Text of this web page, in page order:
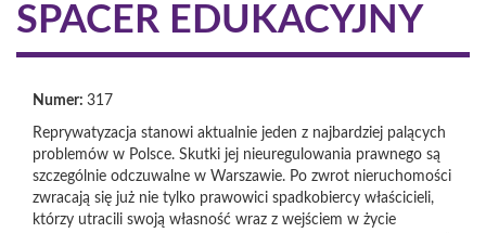
SPACER EDUKACYJNY
Numer: 317
Reprywatyzacja stanowi aktualnie jeden z najbardziej palących
problemów w Polsce. Skutki jej nieuregulowania prawnego są
szczególnie odczuwalne w Warszawie. Po zwrot nieruchomości
zwracają się już nie tylko prawowici spadkobiercy właścicieli,
którzy utracili swoją własność wraz z wejściem w życie